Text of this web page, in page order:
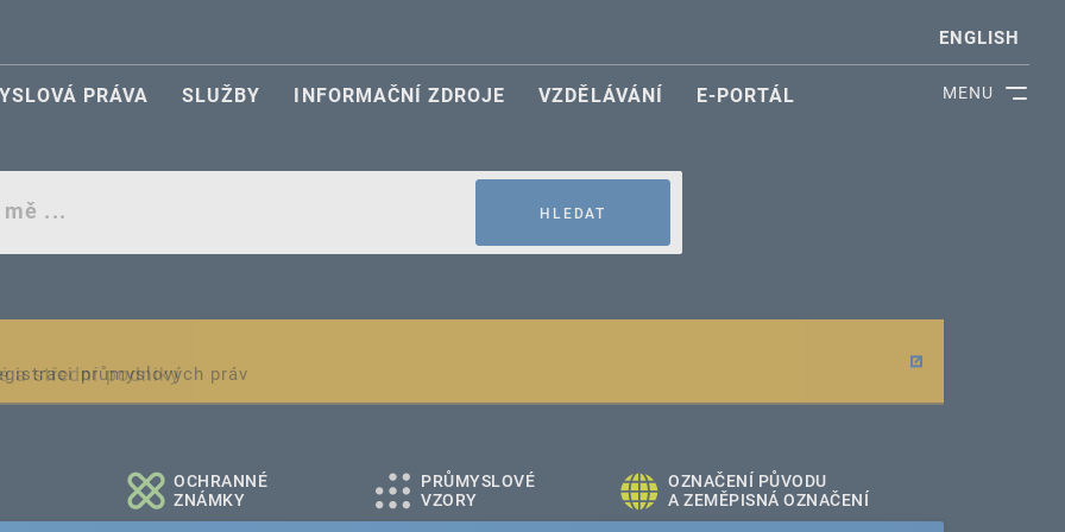
MENU
ENGLISH
PRÁVA SLUŽBY INFORMAČNÍ ZDROJE VZDĚLÁVÁNÍ E-PORTÁL
HLEDAT
průmyslových práv
a střední podniky
OCHRANNÉ
ZNÁMKY
PRŮMYSLOVÉ
VZORY
OZNAČENÍ PŮVODU
A ZEMĚPISNÁ OZNAČENÍ